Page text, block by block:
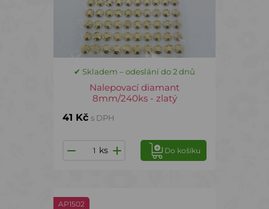
✔ Skladem – odeslání do 2 dnů
Nalepovací diamant
8mm/240ks - zlatý
41 Kč s DPH
ks Do košíku
AP1502